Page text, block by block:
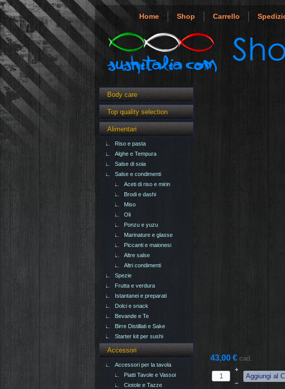
Home Shop Carrello
Body care
Top quality selection
Alimentari
Riso e pasta
Alghe e Tempura
Salse di soia
Salse e condimenti
Aceti di riso e mirin
Brodi e dashi
Miso
Oli
Ponzu e yuzu
Marinature e glasse
Piccanti e maionesi
Altre salse
Altri condimenti
Spezie
Frutta e verdura
Istantanei e preparati
Dolci e snack
Bevande e Te
Birre Distillati e Sake
Starter kit per sushi
Accessori
Accessori per la tavola
Piatti Tavole e Vassoi
Ciotole e Tazze
43,00 € cad.
+
–